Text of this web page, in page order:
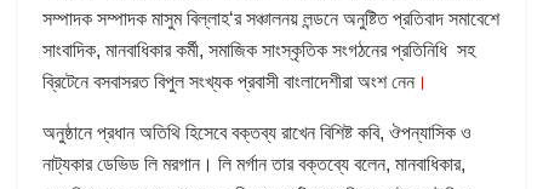
সম্পাদক সম্পাদক মাসুম বিল্লাহ‘র সঞ্চালনয় লন্ডনে অনুষ্টিত প্রতিবাদ সমাবেশে
সাংবাদিক, মানবাধিকার কর্মী, সমাজিক সাংস্কৃতিক সংগঠনের প্রতিনিধি সহ
ব্রিটেনে বসবাসরত বিপুল সংখ্যক প্রবাসী বাংলাদেশীরা অংশ নেন ।
অনুষ্ঠানে প্রধান অতিথি হিসেবে বক্তব্য রাখেন বিশিষ্ট কবি, ঔপন্যাসিক ও
নাট্যকার ডেভিড লি মরগান। লি মর্গান তার বক্তব্যে বলেন, মানবাধিকার,